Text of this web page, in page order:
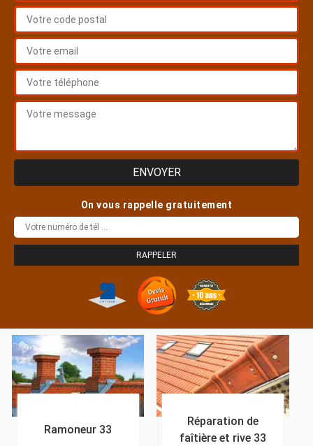
On vous rappelle gratuitement
Ramoneur 33
Réparation de
faîtière et rive 33